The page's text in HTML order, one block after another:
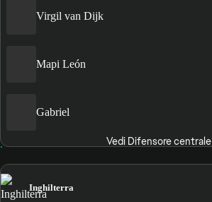
Virgil van Dijk
Mapi León
Gabriel
Vedi Difensore centrale
Inghilterra